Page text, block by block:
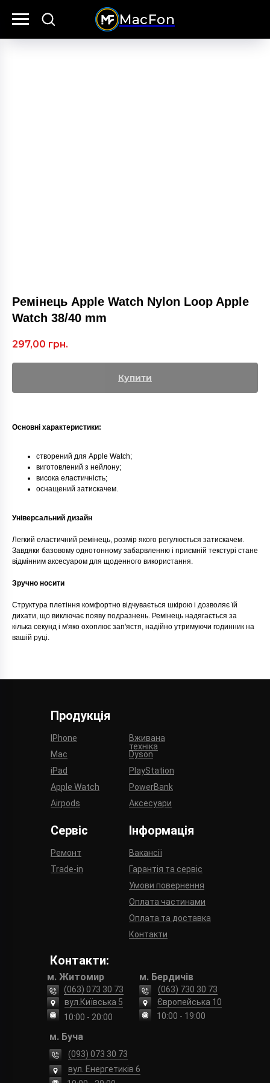
MacFon
Ремінець Apple Watch Nylon Loop Apple
Watch 38/40 mm
297,00 грн.
Купити
Основні характеристики:
cтворений для Apple Watch;
виготовлений з нейлону;
висока еластичність;
оснащений затискачем.
Універсальний дизайн
Легкий еластичний ремінець, розмір якого регулюється затискачем.
Завдяки базовому однотонному забарвленню і приємній текстурі стане
відмінним аксесуаром для щоденного використання.
Зручно носити
Структура плетіння комфортно відчувається шкірою і дозволяє їй
дихати, що виключає появу подразнень. Ремінець надягається за
кілька секунд і м'яко охоплює зап'ястя, надійно утримуючи годинник на
вашій руці.
Продукція
IPhone
Mac
iPad
Apple Watch
Airpods
Вживана
техніка
Dyson
PlayStation
PowerBank
Аксесуари
Сервіс
Ремонт
Trade-in
Інформація
Вакансії
Гарантія та сервіс
Умови повернення
Оплата та доставка
Оплата частинами
Контакти
Контакти:
м. Житомир
вул.Київська 5
10:00 - 20:00
(063) 073 30 73
м. Бердичів
Європейська 10
10:00 - 19:00
(063) 730 30 73
м. Буча
вул. Енергетиків 6
(093) 073 30 73